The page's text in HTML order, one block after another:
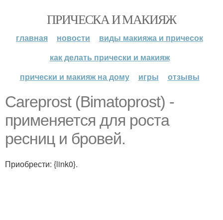
ПРИЧЕСКА И МАКИЯЖ
главная новости
виды макияжа и причесок
как делать прически и макияж
прически и макияж на дому
игры отзывы
Careprost (Bimatoprost) -
применяется для роста
ресниц и бровей.
Приобрести: {link0}.